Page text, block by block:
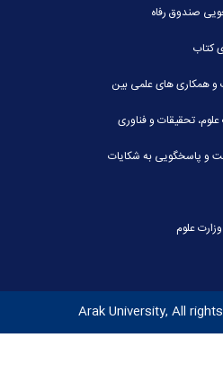
صندوق رفاه
کتاب
و همکاری های علمی بین
علوم، تحقیقات و فناوری
و پاسخگویی به شکایات
علوم
Arak University, All